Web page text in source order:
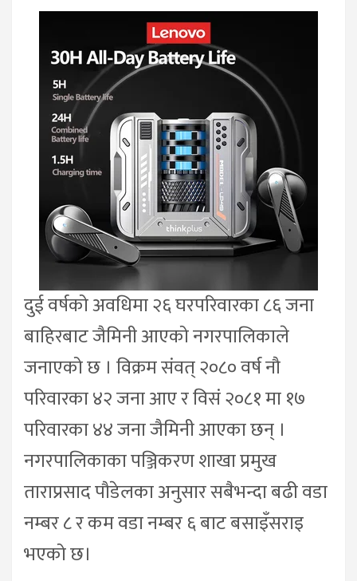
दुई वर्षको अवधिमा २६ घरपरिवारका ८६ जना
बाहिरबाट जैमिनी आएको नगरपालिकाले
जनाएको छ । विक्रम संवत् २०८० वर्ष नौ
परिवारका ४२ जना आए र विसं २०८१ मा १७
परिवारका ४४ जना जैमिनी आएका छन् ।
नगरपालिकाका पञ्जिकरण शाखा प्रमुख
ताराप्रसाद पौडेलका अनुसार सबैभन्दा बढी वडा
नम्बर ८ र कम वडा नम्बर ६ बाट बसाइँसराइ
भएको छ।